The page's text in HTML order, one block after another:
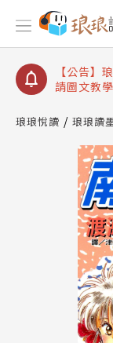
【公告】
【公告】
【公告】
請圖文教學
查詢
【公告】
琅琅悅讀 琅琅讀